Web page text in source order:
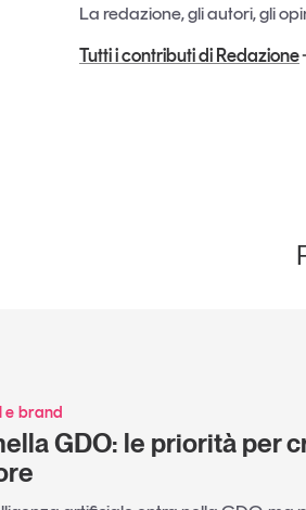
La redazione, gli autori, gli
Tutti i contributi di Redazione
e brand
GDO: le priorità per